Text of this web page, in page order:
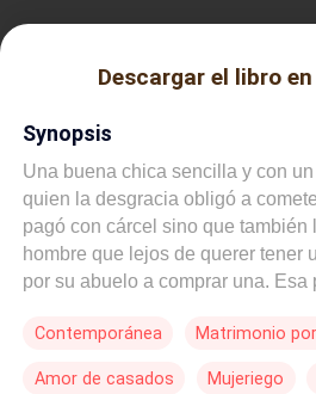
Descargar el libro
Synopsis
Una buena chica sencilla y con
quien la desgracia obligó a
pagó con cárcel sino que también
hombre que lejos de querer tener
por su abuelo a comprar una. Esa
chica. Un bar, muchas copas, una
Contemporánea Matrimonio
Amor de casados Mujeriego